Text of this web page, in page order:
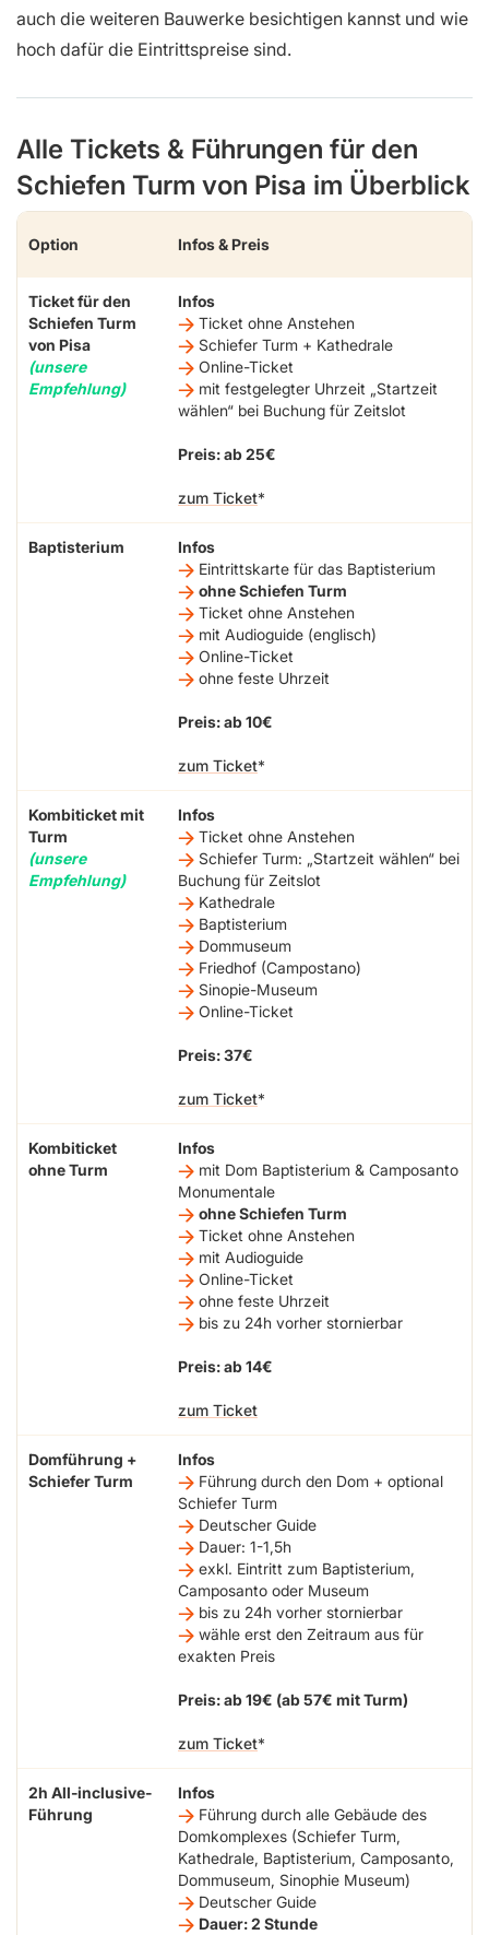
auch die weiteren Bauwerke besichtigen kannst und wie
hoch dafür die Eintrittspreise sind.
Alle Tickets & Führungen für den
Schiefen Turm von Pisa im Überblick
Option Infos & Preis
Ticket für den
Schiefen Turm
von Pisa
(unsere
Empfehlung)
Infos
Ticket ohne Anstehen
Schiefer Turm + Kathedrale
Online-Ticket
mit festgelegter Uhrzeit „Startzeit
wählen“ bei Buchung für Zeitslot
Preis: ab 25€
zum Ticket
Baptisterium
Infos
Eintrittskarte für das Baptisterium
ohne Schiefen Turm
Ticket ohne Anstehen
mit Audioguide (englisch)
Online-Ticket
ohne feste Uhrzeit
Preis: ab 10€
zum Ticket
Kombiticket mit
Turm
(unsere
Empfehlung)
Infos
Ticket ohne Anstehen
Schiefer Turm: „Startzeit wählen“ bei
Buchung für Zeitslot
Kathedrale
Baptisterium
Dommuseum
Friedhof (Campostano)
Sinopie-Museum
Online-Ticket
Preis: 37€
zum Ticket
Kombiticket
ohne Turm
Infos
mit Dom Baptisterium & Camposanto
Monumentale
ohne Schiefen Turm
Ticket ohne Anstehen
mit Audioguide
Online-Ticket
ohne feste Uhrzeit
bis zu 24h vorher stornierbar
Preis: ab 14€
zum Ticket
Domführung +
Schiefer Turm
Infos
Führung durch den Dom + optional
Schiefer Turm
Deutscher Guide
Dauer: 1-1,5h
exkl. Eintritt zum Baptisterium,
Camposanto oder Museum
bis zu 24h vorher stornierbar
wähle erst den Zeitraum aus für
exakten Preis
Preis: ab 19€ (ab 57€ mit Turm)
zum Ticket
2h All-inclusive-
Führung
Infos
Führung durch alle Gebäude des
Domkomplexes (Schiefer Turm,
Kathedrale, Baptisterium, Camposanto,
Dommuseum, Sinophie Museum)
Deutscher Guide
Dauer: 2 Stunde